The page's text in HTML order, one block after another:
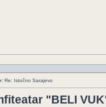
Re: Istočno Sarajevo
"BELI